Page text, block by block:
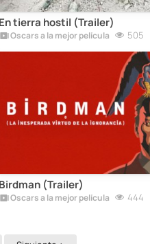
En tierra hostil (Trailer)
Oscars a la mejor película 505
Birdman (Trailer)
Oscars a la mejor película 444